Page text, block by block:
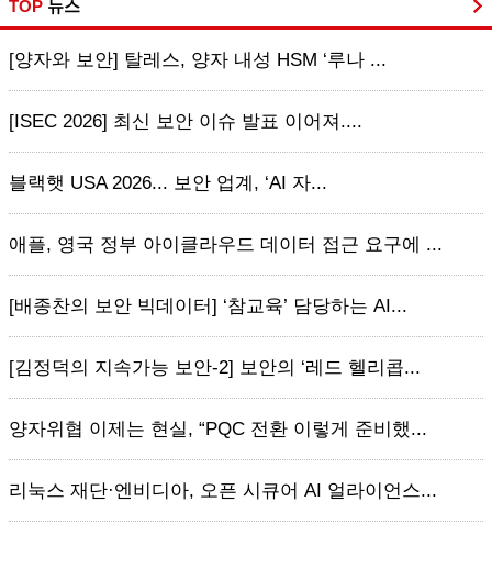
TOP 뉴스
[양자와 보안] 탈레스, 양자 내성 HSM ‘루나 ...
[ISEC 2026] 최신 보안 이슈 발표 이어져....
블랙햇 USA 2026... 보안 업계, ‘AI 자...
애플, 영국 정부 아이클라우드 데이터 접근 요구에 ...
[배종찬의 보안 빅데이터] ‘참교육’ 담당하는 AI...
[김정덕의 지속가능 보안-2] 보안의 ‘레드 헬리콥...
양자위협 이제는 현실, “PQC 전환 이렇게 준비했...
리눅스 재단·엔비디아, 오픈 시큐어 AI 얼라이언스...